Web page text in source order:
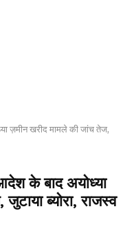
ज़मीन खरीद मामले की जांच तेज,
के बाद अयोध्या
ब्योरा, राजस्व